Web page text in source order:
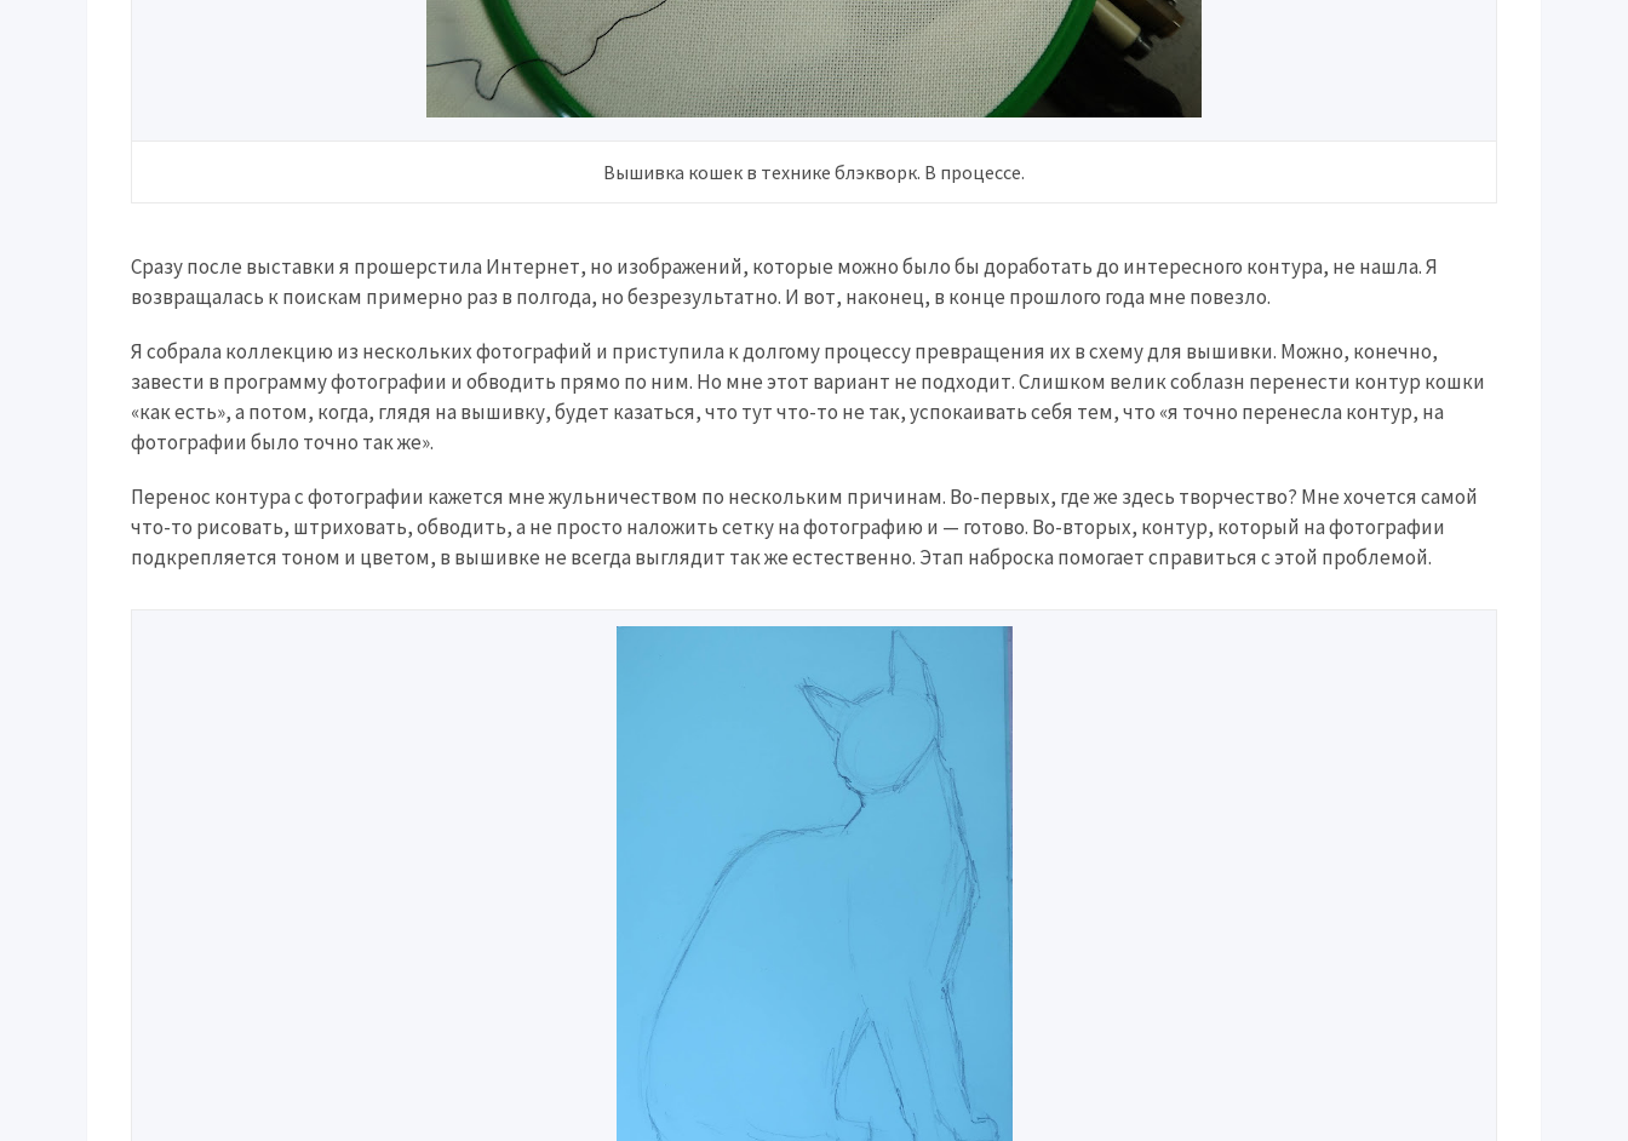
Вышивка кошек в технике блэкворк. В процессе.
Сразу после выставки я прошерстила Интернет, но изображений, которые можно было бы доработать до интересного контура, не нашла. Я
возвращалась к поискам примерно раз в полгода, но безрезультатно. И вот, наконец, в конце прошлого года мне повезло.
Я собрала коллекцию из нескольких фотографий и приступила к долгому процессу превращения их в схему для вышивки. Можно, конечно,
завести в программу фотографии и обводить прямо по ним. Но мне этот вариант не подходит. Слишком велик соблазн перенести контур кошки
«как есть», а потом, когда, глядя на вышивку, будет казаться, что тут что-то не так, успокаивать себя тем, что «я точно перенесла контур, на
фотографии было точно так же».
Перенос контура с фотографии кажется мне жульничеством по нескольким причинам. Во-первых, где же здесь творчество? Мне хочется самой
что-то рисовать, штриховать, обводить, а не просто наложить сетку на фотографию и — готово. Во-вторых, контур, который на фотографии
подкрепляется тоном и цветом, в вышивке не всегда выглядит так же естественно. Этап наброска помогает справиться с этой проблемой.